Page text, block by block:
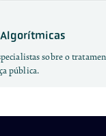
sobre o
pública.